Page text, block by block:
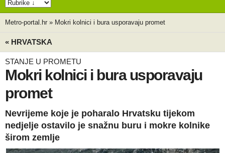
Metro-portal.hr » Mokri kolnici i bura usporavaju promet
« HRVATSKA
STANJE U PROMETU
Mokri kolnici i bura usporavaju
promet
Nevrijeme koje je poharalo Hrvatsku tijekom
nedjelje ostavilo je snažnu buru i mokre kolnike
širom zemlje